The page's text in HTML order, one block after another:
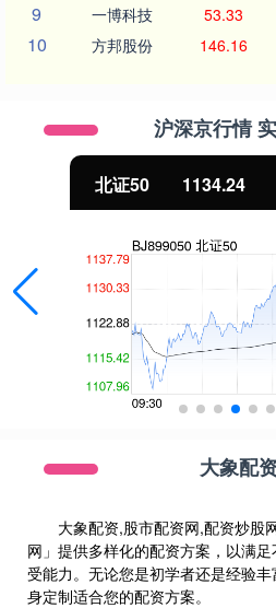
9 一博科技 53.33
10 方邦股份 146.16
沪深京行情
北证50 1134.24
大象配
大象配资,股市配资网,配资炒股
网」提供多样化的配资方案，以满
受能力。无论您是初学者还是经验
身定制适合您的配资方案。